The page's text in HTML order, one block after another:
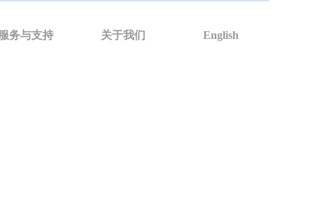
服务与支持 关于我们 English